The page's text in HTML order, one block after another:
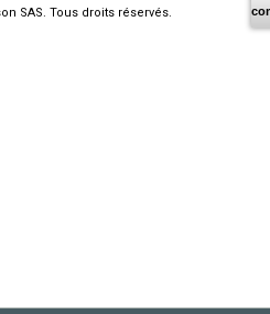
SAS. Tous droits réservés.